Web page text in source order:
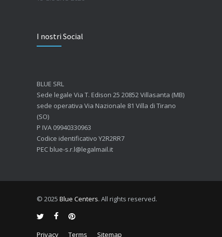
7 GIUGNO 2026
I nostri Social
BLUE SRL
Sede legale Via T. Edison 25 20852 Villasanta (MB)
sede operativa Via Nazionale 81 Villa di Tirano
(SO)
P IVA 09940330963
Codice identificativo Y2R2RR7
PEC blue-s.r.l@legalmail.it
© 2025 Blue Centers. All rights reserved.
Privacy Terms Sitemap